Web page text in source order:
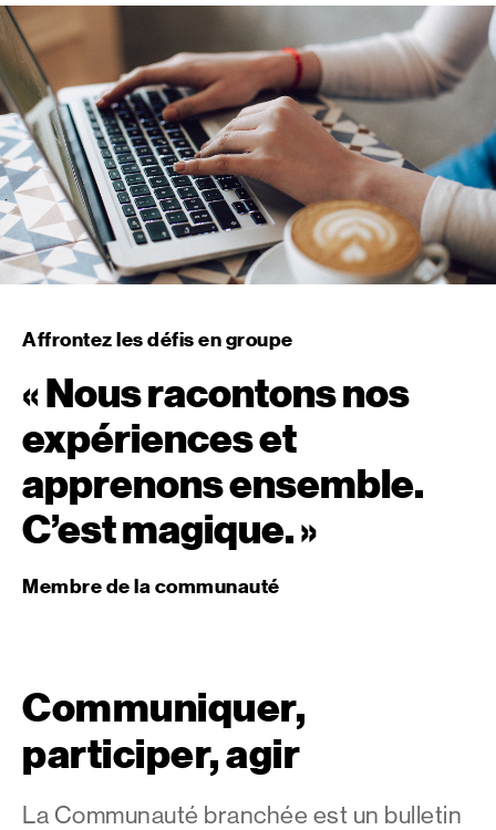
Affrontez les défis en groupe
« Nous racontons nos
expériences et
apprenons ensemble.
C’est magique. »
Membre de la communauté
Communiquer,
participer, agir
La Communauté branchée est un bulletin